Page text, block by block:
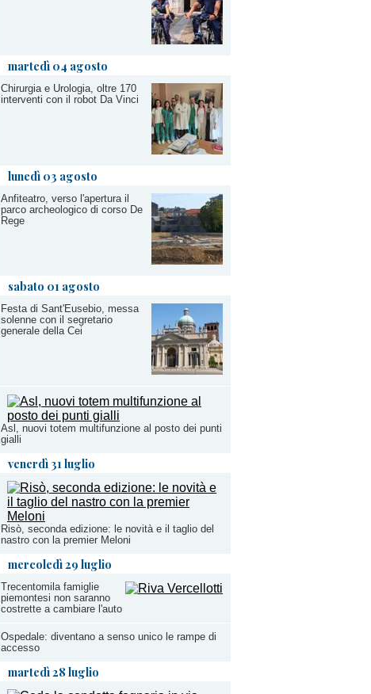
martedì 04 agosto
Chirurgia e Urologia, oltre 170
interventi con il robot Da Vinci
lunedì 03 agosto
Anfiteatro, verso l'apertura il
parco archeologico di corso De
Rege
sabato 01 agosto
Festa di Sant'Eusebio, messa
solenne con il segretario
generale della Cei
Asl, nuovi totem multifunzione al posto dei punti
gialli
venerdì 31 luglio
Risò, seconda edizione: le novità e il taglio del
nastro con la premier Meloni
mercoledì 29 luglio
Trecentomila famiglie
piemontesi non saranno
costrette a cambiare l'auto
Ospedale: diventano a senso unico le rampe di
accesso
martedì 28 luglio